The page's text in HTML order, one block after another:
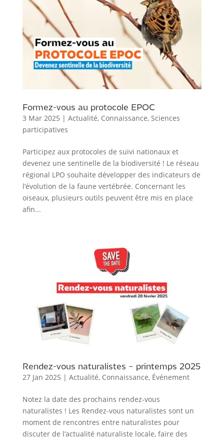
Formez-vous au protocole EPOC
3 Mar 2025 | Actualité, Connaissance, Sciences
participatives
Participez aux protocoles de suivi nationaux et
devenez une sentinelle de la biodiversité ! Le réseau
régional LPO souhaite développer des indicateurs de
l’évolution de la faune vertébrée. Concernant les
oiseaux, plusieurs outils peuvent être mis en place
afin...
Rendez-vous naturalistes – printemps 2025
27 Jan 2025 | Actualité, Connaissance, Événement
Notez la date des prochains rendez-vous
naturalistes ! Les Rendez-vous naturalistes sont un
moment de rencontres entre naturalistes pour
discuter de l’actualité naturaliste locale, faire des